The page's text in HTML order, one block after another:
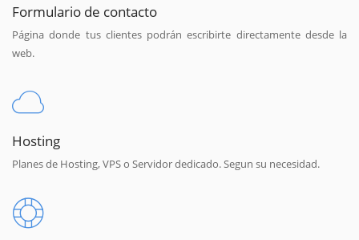
Formulario de contacto
Página donde tus clientes podrán escribirte directamente desde la
web.
Hosting
Planes de Hosting, VPS o Servidor dedicado. Segun su necesidad.